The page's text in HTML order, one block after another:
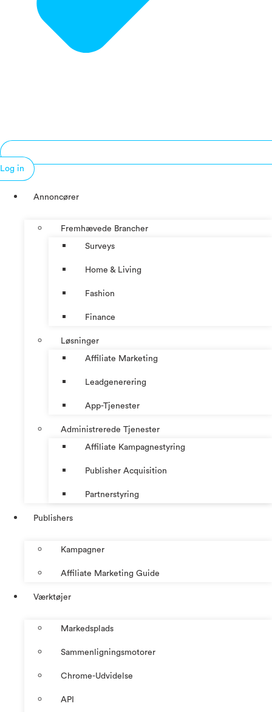
Log in
Annoncører
Fremhævede Brancher
Surveys
Home & Living
Fashion
Finance
Løsninger
Affiliate Marketing
Leadgenerering
App-Tjenester
Administrerede Tjenester
Affiliate Kampagnestyring
Publisher Acquisition
Partnerstyring
Publishers
Kampagner
Affiliate Marketing Guide
Værktøjer
Markedsplads
Sammenligningsmotorer
Chrome-Udvidelse
API